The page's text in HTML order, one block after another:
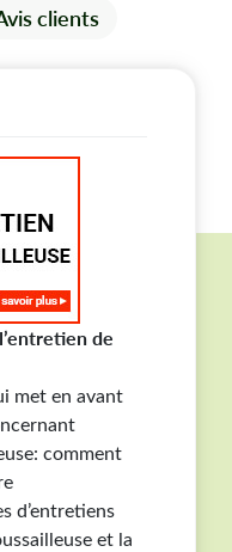
clients
de
met en avant
comment
d’entretiens
et la